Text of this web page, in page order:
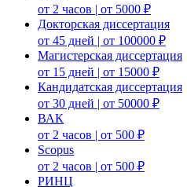
от 2 часов | от 5000 ₽
Докторская диссертация
от 45 дней | от 100000 ₽
Магистерская диссертация
от 15 дней | от 15000 ₽
Кандидатская диссертация
от 30 дней | от 50000 ₽
ВАК
от 2 часов | от 500 ₽
Scopus
от 2 часов | от 500 ₽
РИНЦ